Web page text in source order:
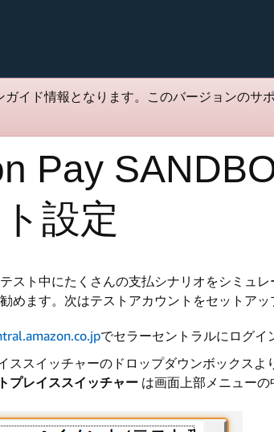
イド情報となります。このバージョンのサ
Pay
設定
スト中にたくさんの支払シナリオをシミュ
めます。次はテストアカウントをセットアッ
でセラーセントラルにログイ
ススイッチャーのドロップダウンボックスよ
プレイススイッチャー は画面上部メニュー